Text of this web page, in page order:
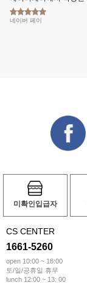
미확인입급자
CS CENTER
1661-5260
open 10:00 ~ 18:00
토/일/공휴일 휴무
lunch 12:00 ~ 13: 00